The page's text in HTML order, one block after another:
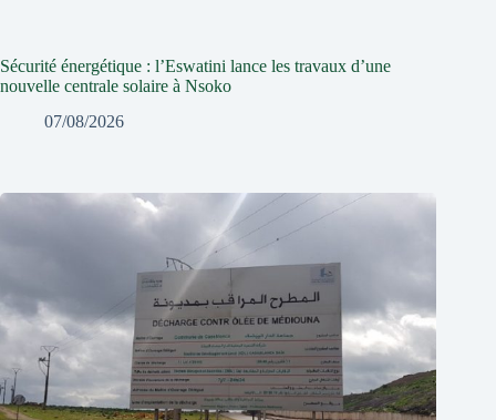
Sécurité énergétique : l’Eswatini lance les travaux d’une
nouvelle centrale solaire à Nsoko
07/08/2026